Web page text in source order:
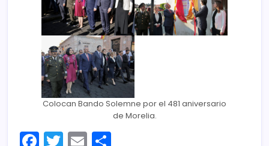
Colocan Bando Solemne por el 481 aniversario
de Morelia.